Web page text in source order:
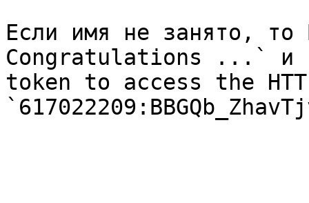
Если имя не занято, то
Congratulations ...` и
token to access the